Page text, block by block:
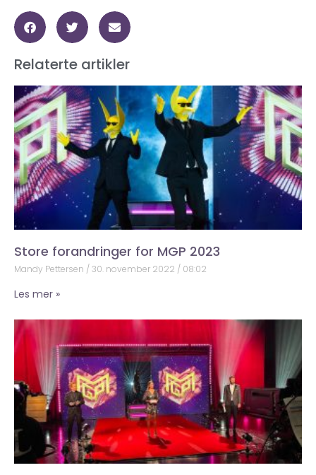
Relaterte artikler
Store forandringer for MGP 2023
Mandy Pettersen 30. november 2022 08:02
Les mer »